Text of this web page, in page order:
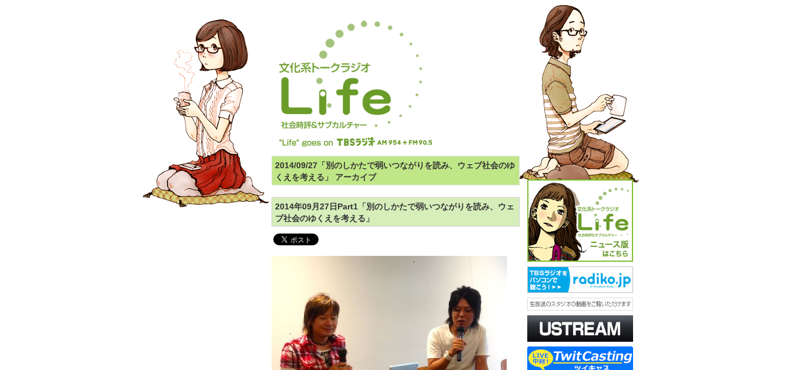
2014/09/27「別のしかたで弱いつながりを読み、ウェブ社会のゆ
くえを考える」 アーカイブ
2014年09月27日Part1「別のしかたで弱いつながりを読み、ウェ
ブ社会のゆくえを考える」